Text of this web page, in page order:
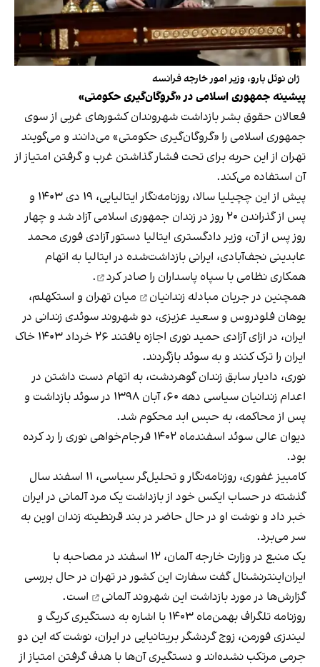
ژان نوئل بارو، وزیر امور خارجه فرانسه
پیشینه جمهوری اسلامی در «گروگان‌گیری حکومتی»
فعالان حقوق بشر بازداشت شهروندان کشورهای غربی از سوی
جمهوری اسلامی را «گروگان‌گیری حکومتی» می‌دانند و می‌گویند
تهران از این حربه برای تحت فشار گذاشتن غرب و گرفتن امتیاز از
آن استفاده می‌کند.
پیش از این چچیلیا سالا، روزنامه‌نگار ایتالیایی، ۱۹ دی ۱۴۰۳ و
پس از گذراندن ۲۰ روز در زندان‌ جمهوری اسلامی آزاد شد و چهار
روز پس از آن، وزیر دادگستری ایتالیا دستور آزادی فوری محمد
عابدینی نجف‌آبادی، ایرانی بازداشت‌شده در ایتالیا به اتهام
همکاری نظامی با سپاه پاسداران را صادر کرد
.
همچنین در جریان مبادله زندانیان
میان تهران و استکهلم،
یوهان فلودروس و سعید عزیزی، دو شهروند سوئدی زندانی در
ایران، در ازای آزادی حمید نوری اجازه یافتند ۲۶ خرداد ۱۴۰۳ خاک
ایران را ترک کنند و به سوئد بازگردند.
نوری، دادیار سابق زندان گوهردشت، به اتهام دست داشتن در
اعدام‌ زندانیان سیاسی دهه ۶۰، آبان ۱۳۹۸ در سوئد بازداشت و
پس از محاکمه، به حبس ابد محکوم شد.
دیوان عالی سوئد اسفندماه ۱۴۰۲ فرجام‌خواهی نوری را رد کرده
بود.
کامبیز غفوری، روزنامه‌نگار و تحلیل‌گر سیاسی، ۱۱ اسفند سال
گذشته در حساب ایکس خود از بازداشت یک مرد آلمانی در ایران
خبر داد و نوشت او در حال حاضر در بند قرنطینه زندان اوین به‌
سر می‌برد.
یک منبع در وزارت خارجه آلمان، ۱۲ اسفند در مصاحبه با
ایران‌اینترنشنال گفت سفارت این کشور در تهران در حال بررسی
گزارش‌ها در موردبازداشت این شهروند آلمانی
است.
روزنامه تلگراف بهمن‌ماه ۱۴۰۳ با اشاره به دستگیری کریگ و
لیندزی فورمن، زوج گردشگر بریتانیایی در ایران، نوشت که این دو
جرمی مرتکب نشده‌اند و دستگیری آن‌ها با هدفگرفتن امتیاز از